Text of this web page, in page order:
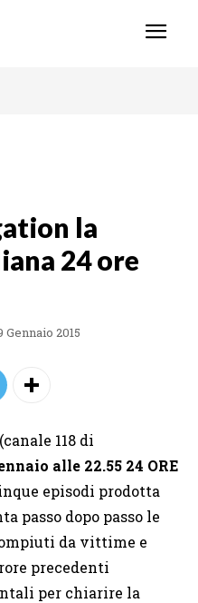
la
24 ore
Gennaio 2015
(canale 118 di
alle 22.55 24 ORE
episodi prodotta
passo dopo passo le
da vittime e
precedenti
per chiarire la